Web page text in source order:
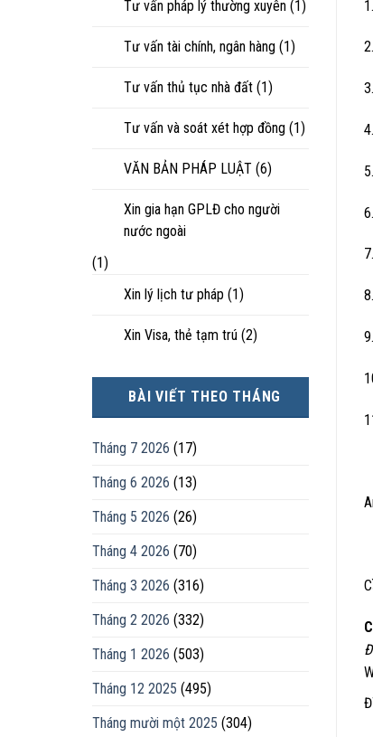
Tư vấn pháp lý thường xuyên (1)
Tư vấn tài chính, ngân hàng (1)
Tư vấn thủ tục nhà đất (1)
Tư vấn và soát xét hợp đồng (1)
VĂN BẢN PHÁP LUẬT (6)
Xin gia hạn GPLĐ cho người
nước ngoài
(1)
Xin lý lịch tư pháp (1)
Xin Visa, thẻ tạm trú (2)
BÀI VIẾT THEO THÁNG
Tháng 7 2026 (17)
Tháng 6 2026 (13)
Tháng 5 2026 (26)
Tháng 4 2026 (70)
Tháng 3 2026 (316)
Tháng 2 2026 (332)
Tháng 1 2026 (503)
Tháng 12 2025 (495)
Tháng mười một 2025 (304)